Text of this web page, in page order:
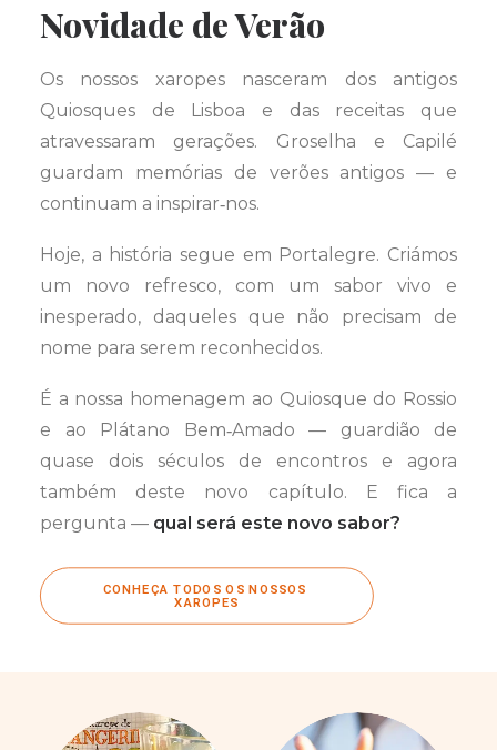
Novidade de Verão
Os nossos xaropes nasceram dos antigos
Quiosques de Lisboa e das receitas que
atravessaram gerações. Groselha e Capilé
guardam memórias de verões antigos — e
continuam a inspirar‑nos.
Hoje, a história segue em Portalegre. Criámos
um novo refresco, com um sabor vivo e
inesperado, daqueles que não precisam de
nome para serem reconhecidos.
É a nossa homenagem ao Quiosque do Rossio
e ao Plátano Bem‑Amado — guardião de
quase dois séculos de encontros e agora
também deste novo capítulo. E fica a
pergunta — qual será este novo sabor?
CONHEÇA TODOS OS NOSSOS
XAROPES